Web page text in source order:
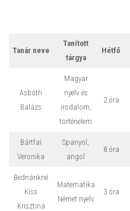
Tanár neve
Tanított
tárgya
Hétfő
Asbóth
Balázs
Magyar
nyelv és
irodalom,
történelem
2.óra
Bártfai
Veronika
Spanyol,
angol
8.óra
Bednárikné
Kiss
Krisztina
Matematika
Német nyelv
3.óra